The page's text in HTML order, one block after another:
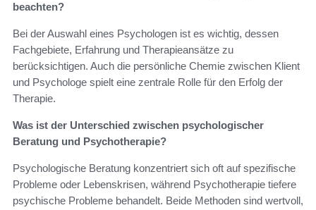
beachten?
Bei der Auswahl eines Psychologen ist es wichtig, dessen
Fachgebiete, Erfahrung und Therapieansätze zu
berücksichtigen. Auch die persönliche Chemie zwischen Klient
und Psychologe spielt eine zentrale Rolle für den Erfolg der
Therapie.
Was ist der Unterschied zwischen psychologischer
Beratung und Psychotherapie?
Psychologische Beratung konzentriert sich oft auf spezifische
Probleme oder Lebenskrisen, während Psychotherapie tiefere
psychische Probleme behandelt. Beide Methoden sind wertvoll,